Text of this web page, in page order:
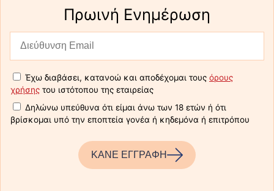
Πρωινή Eνημέρωση
Έχω διαβάσει, κατανοώ και αποδέχομαι τους όρους
χρήσης του ιστότοπου της εταιρείας
Δηλώνω υπεύθυνα ότι είμαι άνω των 18 ετών ή ότι
βρίσκομαι υπό την εποπτεία γονέα ή κηδεμόνα ή επιτρόπου
ΚΑΝΕ ΕΓΓΡΑΦΗ